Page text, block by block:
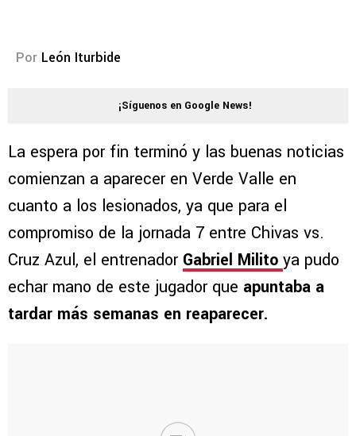
Por León Iturbide
¡Síguenos en Google News!
La espera por fin terminó y las buenas noticias
comienzan a aparecer en Verde Valle en
cuanto a los lesionados, ya que para el
compromiso de la jornada 7 entre Chivas vs.
Cruz Azul, el entrenador Gabriel Milito ya pudo
echar mano de este jugador que apuntaba a
tardar más semanas en reaparecer.